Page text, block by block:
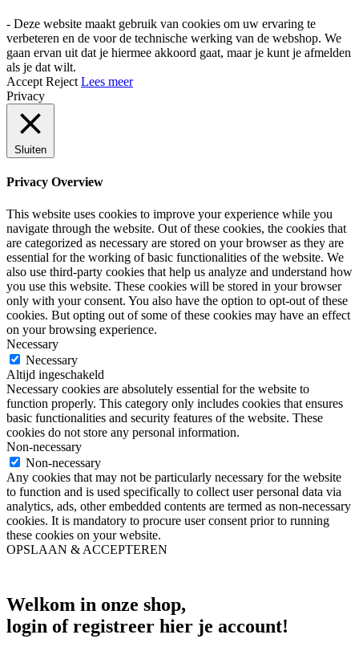
- Deze website maakt gebruik van cookies om uw ervaring te
verbeteren en de voor de technische werking van de webshop. We
gaan ervan uit dat je hiermee akkoord gaat, maar je kunt je afmelden
als je dat wilt.
Accept Reject Lees meer
Privacy
Sluiten
Privacy Overview
This website uses cookies to improve your experience while you
navigate through the website. Out of these cookies, the cookies that
are categorized as necessary are stored on your browser as they are
essential for the working of basic functionalities of the website. We
also use third-party cookies that help us analyze and understand how
you use this website. These cookies will be stored in your browser
only with your consent. You also have the option to opt-out of these
cookies. But opting out of some of these cookies may have an effect
on your browsing experience.
Necessary
Necessary
Altijd ingeschakeld
Necessary cookies are absolutely essential for the website to
function properly. This category only includes cookies that ensures
basic functionalities and security features of the website. These
cookies do not store any personal information.
Non-necessary
Non-necessary
Any cookies that may not be particularly necessary for the website
to function and is used specifically to collect user personal data via
analytics, ads, other embedded contents are termed as non-necessary
cookies. It is mandatory to procure user consent prior to running
these cookies on your website.
OPSLAAN & ACCEPTEREN
Welkom in onze shop,
login of registreer hier je account!